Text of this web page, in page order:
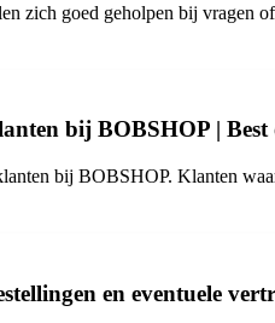
zich goed geholpen bij vragen
bij BOBSHOP | Best
bij BOBSHOP. Klanten
en eventuele